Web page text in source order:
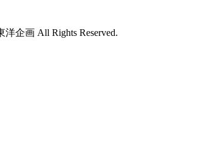
企画 All Rights Reserved.